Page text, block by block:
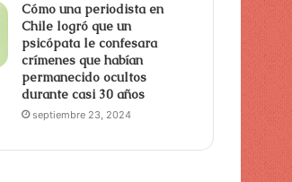
Cómo una periodista en
Chile logró que un
psicópata le confesara
crímenes que habían
permanecido ocultos
durante casi 30 años
septiembre 23, 2024